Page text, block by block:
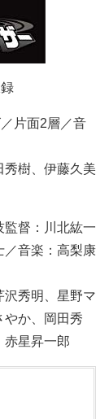
片面2層／音
秀樹、伊藤久美
監督：川北紘一
／音楽：高梨康
沢秀明、星野マ
やか、岡田秀
赤星昇一郎